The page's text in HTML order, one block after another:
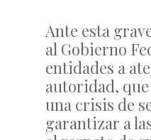
Ante esta
al Gobierno
entidades a
autoridad,
una crisis de
garantizar a